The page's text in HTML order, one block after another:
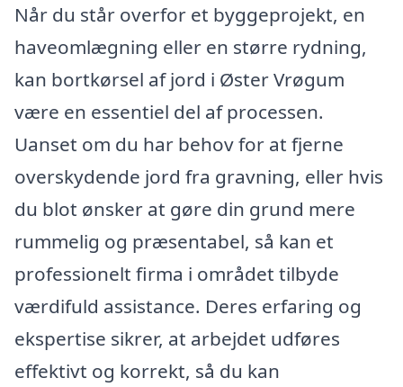
Når du står overfor et byggeprojekt, en
haveomlægning eller en større rydning,
kan bortkørsel af jord i Øster Vrøgum
være en essentiel del af processen.
Uanset om du har behov for at fjerne
overskydende jord fra gravning, eller hvis
du blot ønsker at gøre din grund mere
rummelig og præsentabel, så kan et
professionelt firma i området tilbyde
værdifuld assistance. Deres erfaring og
ekspertise sikrer, at arbejdet udføres
effektivt og korrekt, så du kan